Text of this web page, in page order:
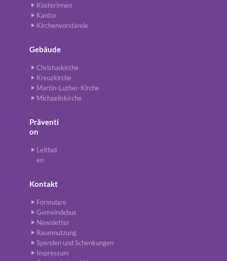
Küsterinnen
Kantor
Kirchenvorstände
Gebäude
Christuskirche
Kreuzkirche
Martin-Luther-Kirche
Michaeliskirche
Präventi
on
Leitfad
en
Kontakt
Formulare
Gemeindebus
Newsletter
Raumnutzung
Spenden und Schenkungen
Impressum